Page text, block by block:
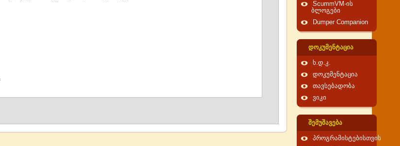
ScummVM-ის
ბლოგები
Dumper Companion
დოკუმენტაცია
ხ.დ.კ.
დოკუმენტაცია
თავსებადობა
ვიკი
შემუშავება
პროგრამისტებისთვის